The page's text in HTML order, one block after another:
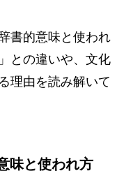
書的意味と使われ
との違いや、文化
理由を読み解いて
味と使われ方